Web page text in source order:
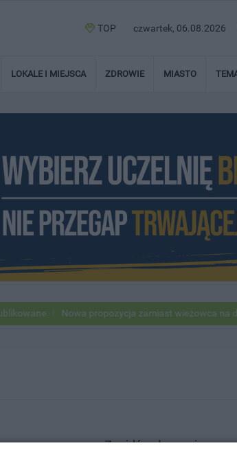
TOP czwartek, 06.08.2026
LOKALE I MIEJSCA ZDROWIE MIASTO
Nowa propozycja zamiast wieżowca na
Znajdź ogłoszenie